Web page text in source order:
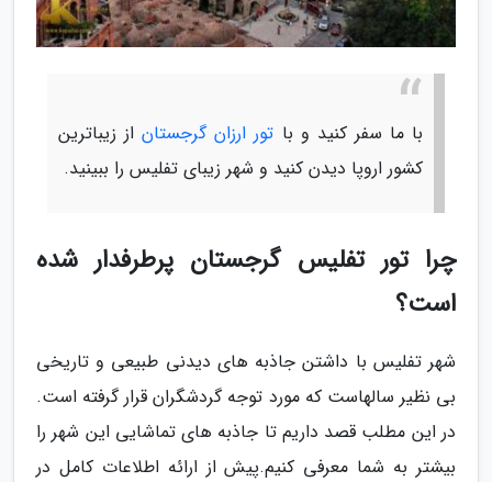
با ما سفر کنید و با تور ارزان گرجستاناز زیباترین
کشور اروپا دیدن کنید و شهر زیبای تفلیس را ببینید.
چرا تور تفلیس گرجستان پرطرفدار شده
است؟
شهر تفلیس با داشتن جاذبه های دیدنی طبیعی و تاریخی
بی نظیر سالهاست که مورد توجه گردشگران قرار گرفته است.
در این مطلب قصد داریم تا جاذبه های تماشایی این شهر را
بیشتر به شما معرفی کنیم.پیش از ارائه اطلاعات کامل در